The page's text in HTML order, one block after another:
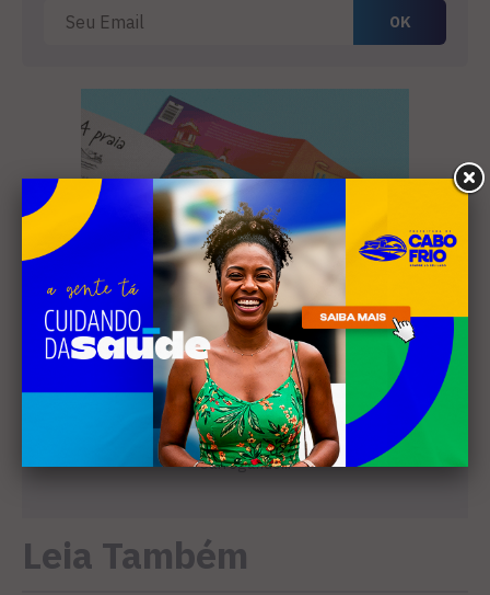
Leia Também